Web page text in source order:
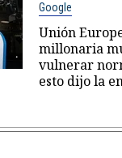
Google
Unión
millonaria
vulnerar
esto dijo la